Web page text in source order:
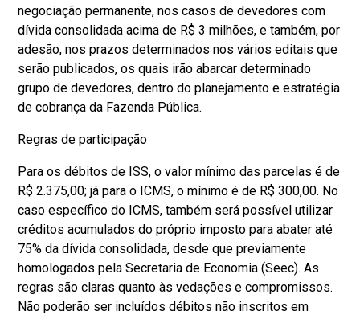
negociação permanente, nos casos de devedores com
dívida consolidada acima de R$ 3 milhões, e também, por
adesão, nos prazos determinados nos vários editais que
serão publicados, os quais irão abarcar determinado
grupo de devedores, dentro do planejamento e estratégia
de cobrança da Fazenda Pública.
Regras de participação
Para os débitos de ISS, o valor mínimo das parcelas é de
R$ 2.375,00; já para o ICMS, o mínimo é de R$ 300,00. No
caso específico do ICMS, também será possível utilizar
créditos acumulados do próprio imposto para abater até
75% da dívida consolidada, desde que previamente
homologados pela Secretaria de Economia (Seec). As
regras são claras quanto às vedações e compromissos.
Não poderão ser incluídos débitos não inscritos em